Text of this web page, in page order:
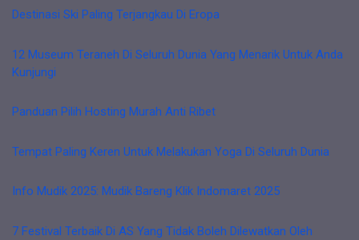
Destinasi Ski Paling Terjangkau Di Eropa
12 Museum Teraneh Di Seluruh Dunia Yang Menarik Untuk Anda
Kunjungi
Panduan Pilih Hosting Murah Anti Ribet
Tempat Paling Keren Untuk Melakukan Yoga Di Seluruh Dunia
Info Mudik 2025: Mudik Bareng Klik Indomaret 2025
7 Festival Terbaik Di AS Yang Tidak Boleh Dilewatkan Oleh